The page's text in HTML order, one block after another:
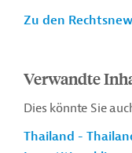
Zu den
Verwandte
Dies könnte Sie
Thailand -